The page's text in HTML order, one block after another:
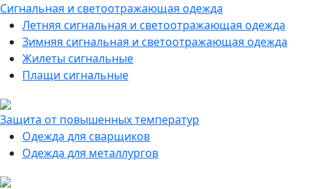
Сигнальная и светоотражающая одежда
Летняя сигнальная и светоотражающая одежда
Зимняя сигнальная и светоотражающая одежда
Жилеты сигнальные
Плащи сигнальные
Защита от повышенных температур
Одежда для сварщиков
Одежда для металлургов